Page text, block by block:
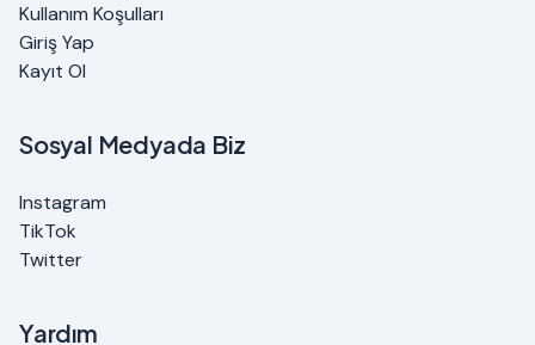
Kullanım Koşulları
Giriş Yap
Kayıt Ol
Sosyal Medyada Biz
Instagram
TikTok
Twitter
Yardım